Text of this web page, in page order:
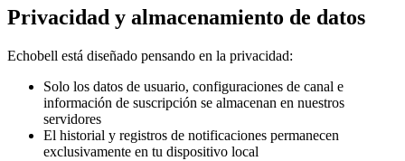
Privacidad y almacenamiento de datos
Echobell está diseñado pensando en la privacidad:
Solo los datos de usuario, configuraciones de canal e
información de suscripción se almacenan en nuestros
servidores
El historial y registros de notificaciones permanecen
exclusivamente en tu dispositivo local